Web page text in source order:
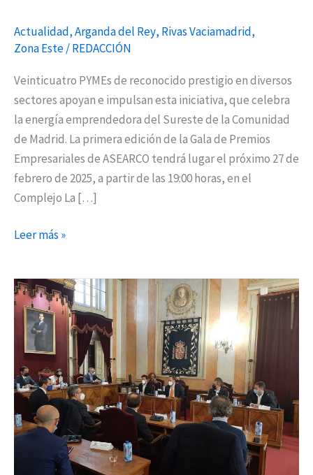
Actualidad,Arganda del Rey, Rivas Vaciamadrid,
Zona Este/REDACCIÓN
Veinticuatro PYMEs de reconocido prestigio en diversos
sectores apoyan e impulsan esta iniciativa, que celebra
la energía emprendedora del Sureste de la Comunidad
de Madrid. La primera edición de la Gala de Premios
Empresariales de ASEARCO tendrá lugar el próximo 27 de
febrero de 2025, a partir de las 19:00 horas, en el
Complejo La […]
ASEARCO
Leer más »
Alcaldes
comarcales
asisten
la
reunión
la